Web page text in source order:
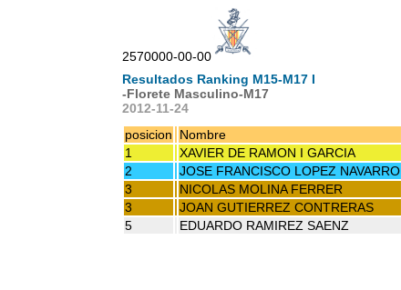
2570000-00-00
Resultados Ranking M15-M17 I
-Florete Masculino-M17
2012-11-24
posicion
Nombre
1
XAVIER DE RAMON I GARCIA
2
JOSE FRANCISCO LOPEZ NAVARRO
3
NICOLAS MOLINA FERRER
3
JOAN GUTIERREZ CONTRERAS
5
EDUARDO RAMIREZ SAENZ